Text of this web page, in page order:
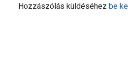
Hozzászólás küldéséhezbe